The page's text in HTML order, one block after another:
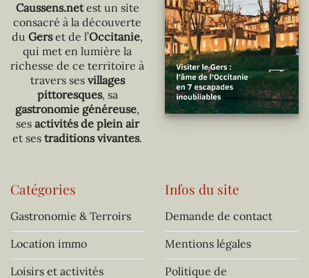
Caussens.netest un site
consacré à la découverte
du Gerset de l’Occitanie,
qui met en lumière la
richesse de ce territoire à
travers ses villages
pittoresques, sa
gastronomie généreuse,
ses activités de plein air
et ses traditions vivantes.
Catégories
Gastronomie & Terroirs
Location immo
Loisirs et activités
Infos du site
Demande de contact
Mentions légales
Politique de